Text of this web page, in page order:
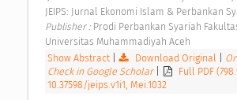
JEIPS: Jurnal Ekonomi Islam & Perbankan
Publisher : Prodi Perbankan Syariah
Universitas Muhammadiyah Aceh
Show Abstract
Download Original
Check in Google Scholar
Full PDF
10.37598/jeips.v1i1, Mei.1032